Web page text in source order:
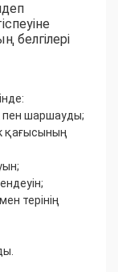
белгілері
пен шаршауды;
қағысының
терінің